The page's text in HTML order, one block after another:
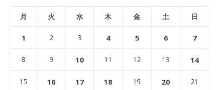
月 火 水 木 金 土 日
1 2 3 4 5 6 7
8 9 10 11 12 13 14
15 16 17 18 19 20 21